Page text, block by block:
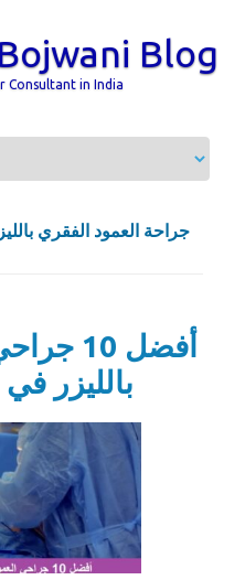
Blog
Consultant in India
جراحة العمود الفقري
أفضل
بالليزر في